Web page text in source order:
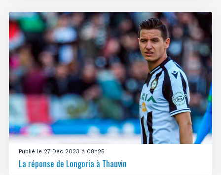
Publié le 27 Déc 2023 à 08h25
La réponse de Longoria à Thauvin